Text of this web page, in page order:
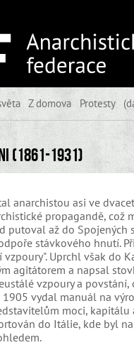
Z domova Protesty
(1861-1931)
anarchistou asi ve
propagandě, což
putoval až do Spojených
stávkového hnutí.
vzpoury". Uprchl však do
agitátorem a napsal
vzpoury a
1905 vydal manuál na
moci, kapitálu
do Itálie, kde byl